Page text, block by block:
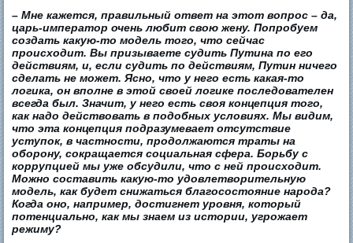
– Мне кажется, правильный ответ на этот вопрос – да,
царь-император очень любит свою жену. Попробуем
создать какую-то модель того, что сейчас
происходит. Вы призываете судить Путина по его
действиям, и, если судить по действиям, Путин ничего
сделать не может. Ясно, что у него есть какая-то
логика, он вполне в этой своей логике последователен
всегда был. Значит, у него есть своя концепция того,
как надо действовать в подобных условиях. Мы видим,
что эта концепция подразумевает отсутствие
уступок, в частности, продолжаются траты на
оборону, сокращается социальная сфера. Борьбу с
коррупцией мы уже обсудили, что с ней происходит.
Можно составить какую-то удовлетворительную
модель, как будет снижаться благосостояние народа?
Когда оно, например, достигнет уровня, который
потенциально, как мы знаем из истории, угрожает
режиму?